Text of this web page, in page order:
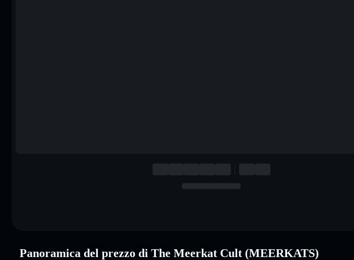
Panoramica del prezzo di The Meerkat Cult (MEERKATS)